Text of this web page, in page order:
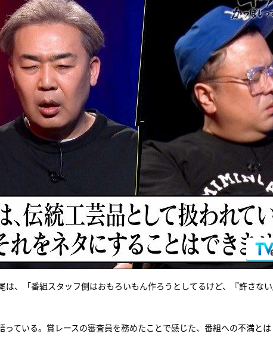
は、「番組スタッフ側はおもろいもん作ろうとしてるけど、『許さな
ている。賞レースの審査員を務めたことで感じた、番組への不満とは